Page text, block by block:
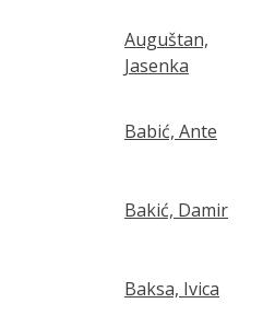
Auguštan,
Jasenka
Babić, Ante
Bakić, Damir
Baksa, Ivica